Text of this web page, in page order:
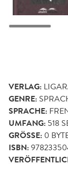
VERLAG:
GENRE:
SPRACHE:
UMFANG: 518
GRÖSSE: 0
ISBN: